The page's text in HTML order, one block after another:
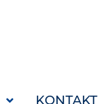
KONTAKT